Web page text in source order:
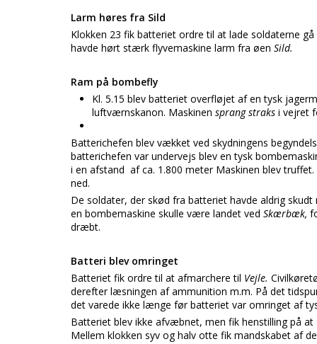
Larm høres fra Sild
Klokken 23 fik batteriet ordre til at lade soldaterne
havde hørt stærk flyvemaskine larm fra øen Sild.
Ram på bombefly
Kl. 5.15 blev batteriet overfløjet af en tysk
luftværnskanon. Maskinen sprang straks i vejret
Batterichefen blev vækket ved skydningens
batterichefen var undervejs blev en tysk
i en afstand af ca. 1.800 meter Maskinen blev
ned.
De soldater, der skød fra batteriet havde aldrig
en bombemaskine skulle være landet ved Skærbæk,
dræbt.
Batteri blev omringet
Batteriet fik ordre til at afmarchere til Vejle.
derefter læsningen af ammunition m.m. På det
det varede ikke længe før batteriet var omringet af
Batteriet blev ikke afvæbnet, men fik henstilling på
Mellem klokken syv og halv otte fik mandskabet af